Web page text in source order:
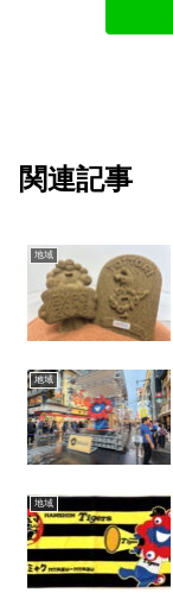
関連記事
地域
地域
地域